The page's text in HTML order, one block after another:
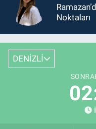
Noktaları
DENİZLİ